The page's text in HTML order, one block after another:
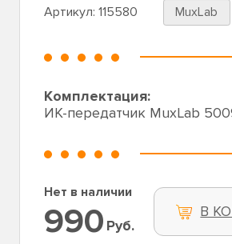
Артикул: 115580 MuxLab
Комплектация:
ИК-передатчик MuxLab
Нет в наличии
990 Руб.
В